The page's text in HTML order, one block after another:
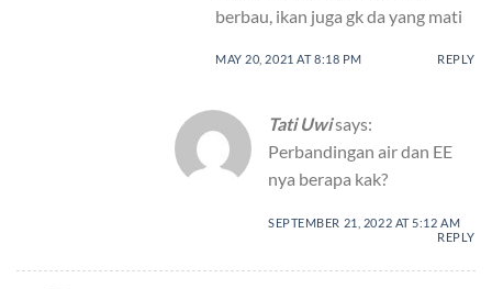
berbau, ikan juga gk da yang mati
MAY 20, 2021 AT 8:18 PM REPLY
Tati Uwisays:
Perbandingan air dan EE
nya berapa kak?
SEPTEMBER 21, 2022 AT 5:12 AM
REPLY